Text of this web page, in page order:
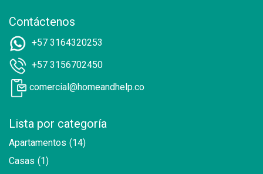
Contáctenos
+57 3164320253
+57 3156702450
comercial@homeandhelp.co
Lista por categoría
Apartamentos (14)
Casas (1)